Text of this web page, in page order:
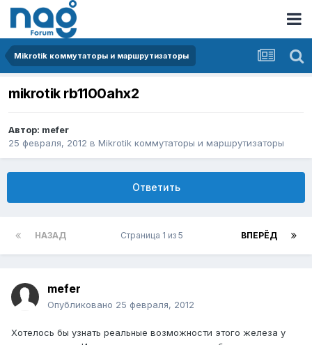
Mikrotik коммутаторы и маршрутизаторы
mikrotik rb1100ahx2
Автор: mefer
25 февраля, 2012 в Mikrotik коммутаторы и маршрутизаторы
Ответить
НАЗАД ВПЕРЁД
Страница 1 из 5
mefer
Опубликовано 25 февраля, 2012
Хотелось бы узнать реальные возможности этого железа у